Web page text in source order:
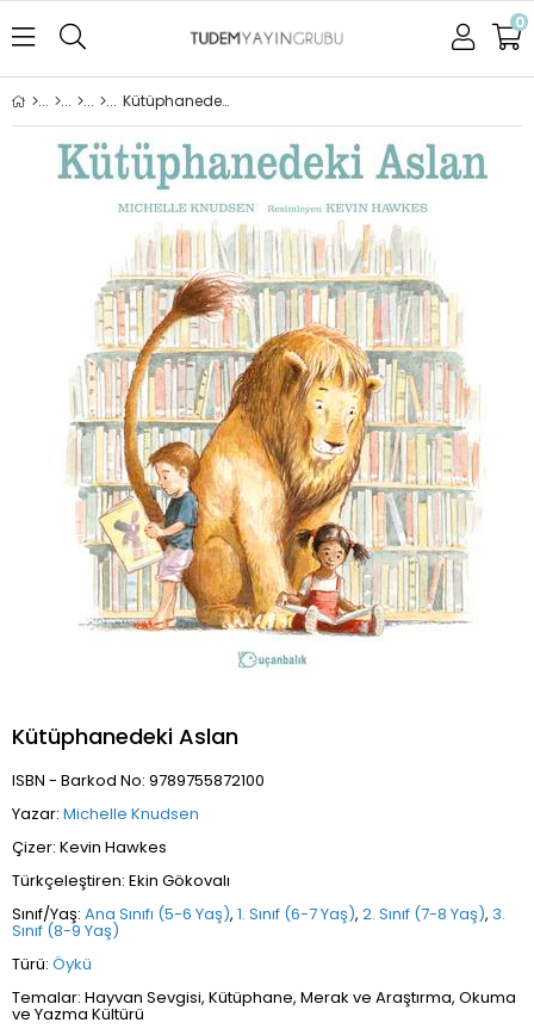
0
Kütüphanedeki Aslan
Kütüphanedeki Aslan
ISBN - Barkod No: 9789755872100
Yazar: Michelle Knudsen
Çizer: Kevin Hawkes
Türkçeleştiren: Ekin Gökovalı
Sınıf/Yaş: Ana Sınıfı (5-6 Yaş), 1. Sınıf (6-7 Yaş), 2. Sınıf (7-8 Yaş), 3.
Sınıf (8-9 Yaş)
Türü: Öykü
Temalar: Hayvan Sevgisi, Kütüphane, Merak ve Araştırma, Okuma
ve Yazma Kültürü